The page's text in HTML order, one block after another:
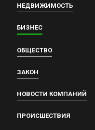
НЕДВИЖИМОСТЬ
БИЗНЕС
ОБЩЕСТВО
ЗАКОН
НОВОСТИ КОМПАНИЙ
ПРОИСШЕСТВИЯ